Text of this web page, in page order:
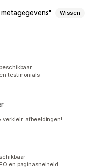
Wissen
testimonials
verklein afbeeldingen!
en paginasnelheid.